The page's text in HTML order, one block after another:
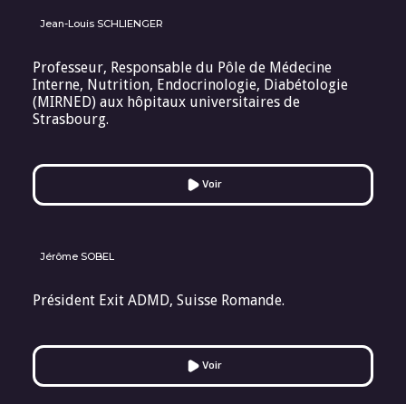
Jean-Louis SCHLIENGER
Professeur, Responsable du Pôle de Médecine
Interne, Nutrition, Endocrinologie, Diabétologie
(MIRNED) aux hôpitaux universitaires de
Strasbourg.
Voir
Jérôme SOBEL
Président Exit ADMD, Suisse Romande.
Voir